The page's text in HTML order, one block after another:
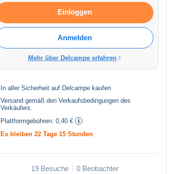
Einloggen
Anmelden
Mehr über Delcampe erfahren
In aller Sicherheit auf Delcampe kaufen
Versand gemäß den Verkaufsbedingungen des
Verkäufers
Plattformgebühren: 0,40 €
Es bleiben 22 Tage 15 Stunden
19 Besuche 0 Beobachter